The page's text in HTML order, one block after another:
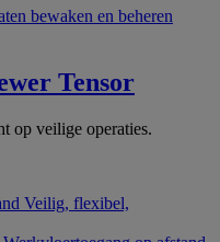
bewaken en beheren
Tensor
op veilige operaties.
Veilig, flexibel,